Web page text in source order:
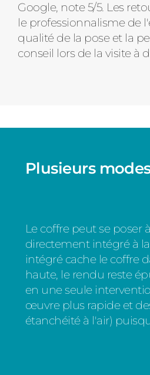
Google, note 5/5. Les
le professionnalisme de
qualité de la pose et la
conseil lors de la visite à
Plusieurs
Le coffre peut se poser
directement intégré à
intégré cache le coffre
haute, le rendu reste
en une seule
œuvre plus rapide et
étanchéité à l'air)